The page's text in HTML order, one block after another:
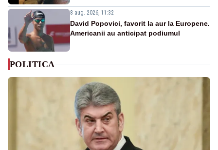
8 aug. 2026, 11:32
David Popovici, favorit la aur la Europene.
Americanii au anticipat podiumul
POLITICA